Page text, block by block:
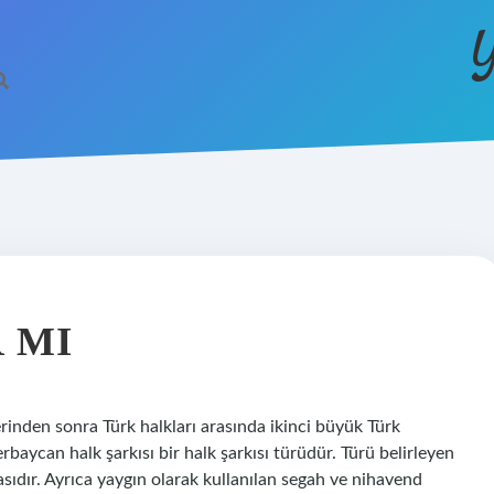
MI
sonra Türk halkları arasında ikinci büyük Türk
halk şarkısı bir halk şarkısı türüdür. Türü belirleyen
Ayrıca yaygın olarak kullanılan segah ve nihavend